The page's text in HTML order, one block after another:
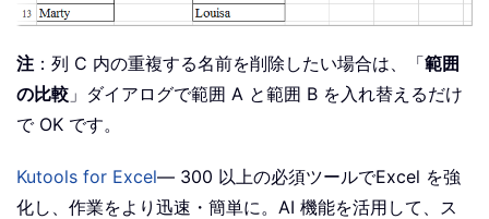
注 ：列 C 内の重複する名前を削除したい場合は、「範囲
の比較 」ダイアログで範囲 A と範囲 B を入れ替えるだけ
で OK です。
Kutools for Excel— 300 以上の必須ツールでExcel を強
化し、作業をより迅速・簡単に。AI 機能を活用して、ス